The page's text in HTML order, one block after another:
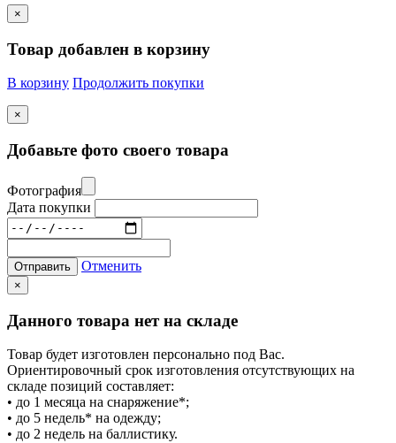
×
Товар добавлен в корзину
В корзину Продолжить покупки
×
Добавьте фото своего товара
Фотография
Дата покупки
Отправить Отменить
×
Данного товара нет на складе
Товар будет изготовлен персонально под Вас.
Ориентировочный срок изготовления отсутствующих на
складе позиций составляет:
• до 1 месяца на снаряжение*;
• до 5 недель* на одежду;
• до 2 недель на баллистику.